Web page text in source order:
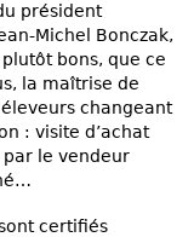
président
Michel Bonczak,
bons, que ce
la maîtrise de
éleveurs changeant
: visite d’achat
le vendeur
certifiés